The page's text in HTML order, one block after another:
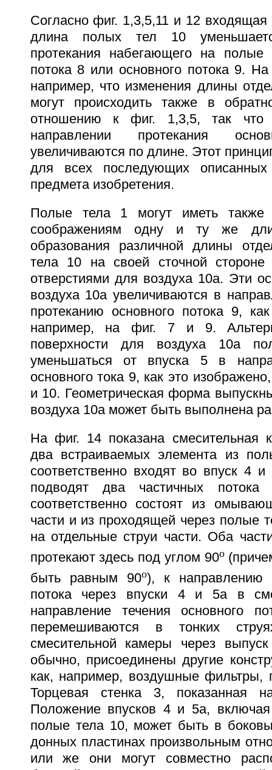
Согласно фиг. 1,3,5,11 и 12 входящая
длина полых тел 10
протекания набегающего на полые
потока 8 или основного потока 9.
например, что изменения длины
могут происходить также в
отношению к фиг. 1,3,5, так
направлении протекания
увеличиваются по длине. Этот
для всех последующих
предмета изобретения.
Полые тела 1 могут иметь также
соображениям одну и ту же
образования различной длины
тела 10 на своей сточной
отверстиями для воздуха 10а. Эти
воздуха 10а увеличиваются в
протеканию основного потока 9,
например, на фиг. 7 и 9.
поверхности для воздуха 10а
уменьшаться от впуска 5 в
основного тока 9, как это
и 10. Геометрическая форма
воздуха 10а может быть выполнена
На фиг. 14 показана смесительная
два встраиваемых элемента из
соответственно входят во впуск 4
подводят два частичных
соответственно состоят из
части и из проходящей через полые
на отдельные струи части. Оба
протекают здесь под углом 90о
быть равным 90о), к направлению
потока через впуски 4 и 5а в
направление течения основного
перемешиваются в тонких
смесительной камеры через
обычно, присоединены другие
как, например, воздушные фильтры,
Торцевая стенка 3, показанная
Положение впусков 4 и 5а,
полые тела 10, может быть в
донных пластинах произвольным
или же они могут совместно